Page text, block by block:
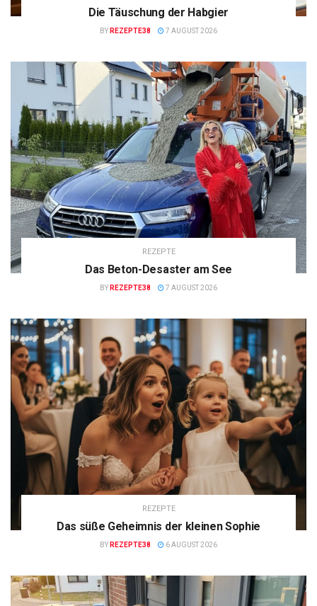
Die Täuschung der Habgier
BY REZEPTE38 7 AUGUST 2026
REZEPTE
Das Beton-Desaster am See
BY REZEPTE38 7 AUGUST 2026
REZEPTE
Das süße Geheimnis der kleinen Sophie
BY REZEPTE38 6 AUGUST 2026